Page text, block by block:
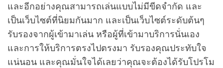
และอีกอย่างคุณสามารถเล่นแบบไม่มีขีดจำกัด และ
เป็นเว็บไซต์ที่นิยมกันมาก และเป็นเว็บไซต์ระดับต้นๆ
รับรองจากผู้เข้ามาเล่น หรือผู้ที่เข้ามาบริการนั่นเอง
และการให้บริการตรงไปตรงมา รับรองคุณประทับใจ
แน่นอน และคุณมั่นใจได้เลยว่าคุณจะต้องได้รับโปรโม